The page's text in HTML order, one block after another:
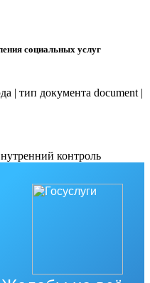
социальных услуг
| тип документа document |
контроль